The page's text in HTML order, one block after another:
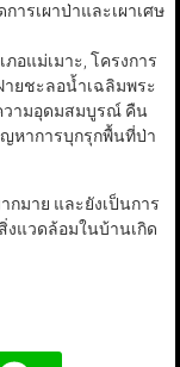
ารเผาป่าและเผาเศษ
อแม่เมาะ, โครงการ
ยชะลอน้ำเฉลิมพระ
วามอุดมสมบูรณ์ คืน
หาการบุกรุกพื้นที่ป่า
มาย และยังเป็นการ
แวดล้อมในบ้านเกิด